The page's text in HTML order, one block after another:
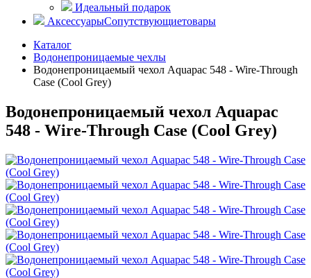
Идеальный подарок
АксессуарыСопутствующиетовары
Каталог
Водонепроницаемые чехлы
Водонепроницаемый чехол Aquapac 548 - Wire-Through
Case (Cool Grey)
Водонепроницаемый чехол Aquapac
548 - Wire-Through Case (Cool Grey)